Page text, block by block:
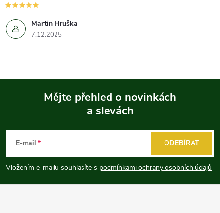
Martin Hruška
7.12.2025
p
a
Mějte přehled o novinkách
a slevách
E-mail
Vložením e-mailu souhlasíte s podmínkami ochrany osobních údajů
ODEBÍRAT